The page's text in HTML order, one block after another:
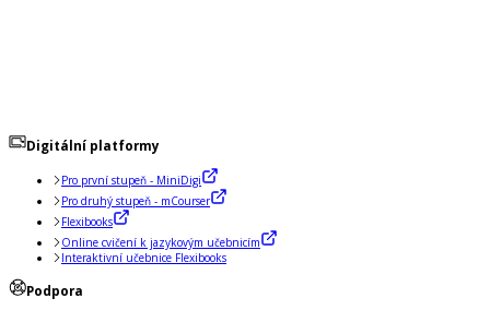
Digitální platformy
Pro první stupeň - MiniDigi
Pro druhý stupeň - mCourser
Flexibooks
Online cvičení k jazykovým učebnicím
Interaktivní učebnice Flexibooks
Podpora